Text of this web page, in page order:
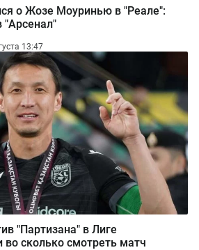
о Жозе Моуринью в "Реале":
"Арсенал"
13:47
"Партизана" в Лиге
во сколько смотреть матч